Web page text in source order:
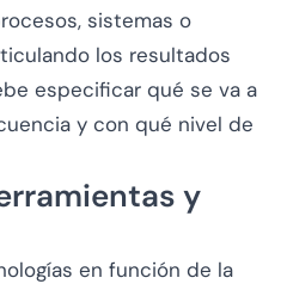
sistemas o
los resultados
especificar qué se va a
y con qué nivel de
y
en función de la